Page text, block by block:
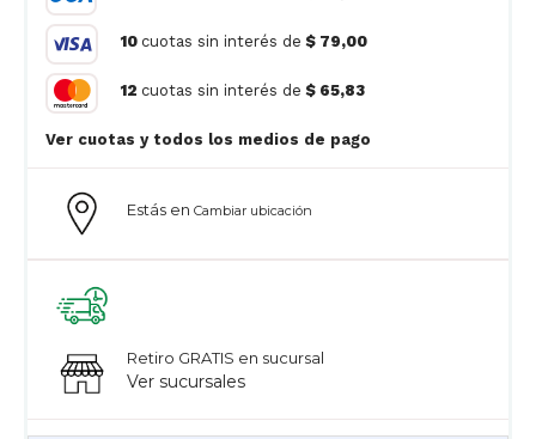
Estás en Cambiar ubicación
Retiro GRATIS en sucursal
Ver sucursales
10 cuotas sin interés de $ 79,00
12 cuotas sin interés de $ 65,83
Ver cuotas y todos los medios de pago